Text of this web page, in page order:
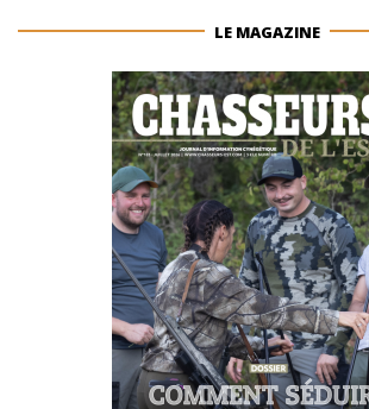
LE MAGAZINE